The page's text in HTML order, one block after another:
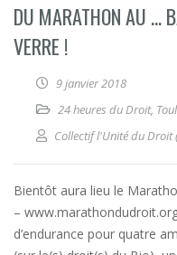
DU MARATHON AU …
VERRE !
9 janvier 2018
24 heures du Droit,
Collectif l'Unité du Droit
Bientôt aura lieu le
–
d’endurance pour quatre